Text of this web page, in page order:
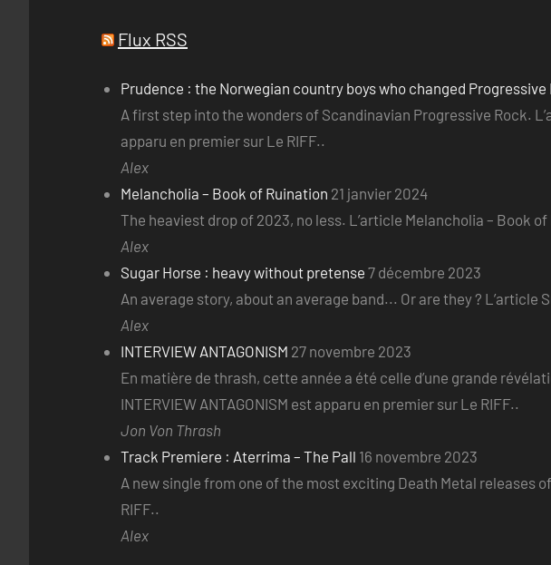
Flux RSS
Prudence : the Norwegian country boys who changed Progressive
A first step into the wonders of Scandinavian Progressive Rock.
apparu en premier sur Le RIFF..
Alex
Melancholia – Book of Ruination 21 janvier 2024
The heaviest drop of 2023, no less. L’article Melancholia – Book
Alex
Sugar Horse : heavy without pretense 7 décembre 2023
An average story, about an average band... Or are they ?
Alex
INTERVIEW ANTAGONISM 27 novembre 2023
En matière de thrash, cette année a été celle d’une grande
INTERVIEW ANTAGONISM est apparu en premier sur Le RIFF..
Jon Von Thrash
Track Premiere : Aterrima – The Pall 16 novembre 2023
A new single from one of the most exciting Death Metal releases
RIFF..
Alex